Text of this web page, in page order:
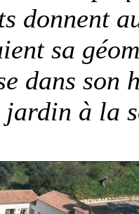
donnent
sa
dans son
jardin à la